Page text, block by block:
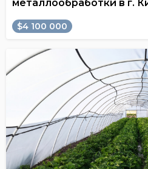
металлообработки в г.
$4 100 000